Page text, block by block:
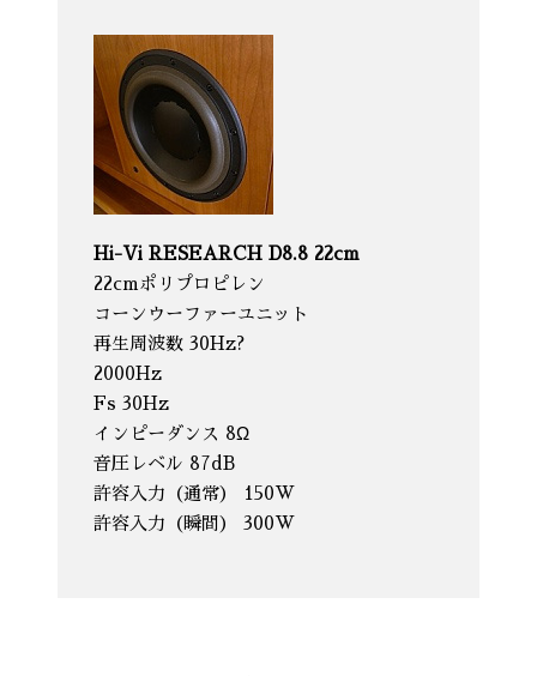
Hi-Vi RESEARCH D8.8 22cm
22cmポリプロピレン
コーンウーファーユニット
再生周波数 30Hz?
2000Hz
Fs 30Hz
インピーダンス 8Ω
音圧レベル 87dB
許容入力（通常） 150W
許容入力（瞬間） 300W